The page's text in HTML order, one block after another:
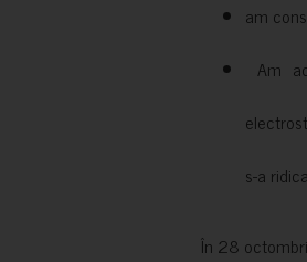
am
Am
s-a
În 28